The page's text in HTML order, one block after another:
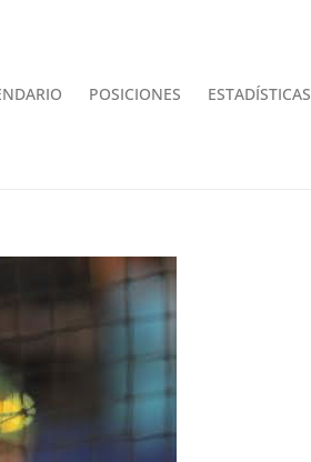
POSICIONES ESTADÍSTICAS